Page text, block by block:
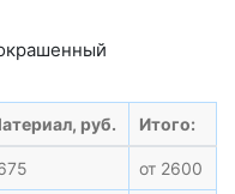
руб. Итого:
от 2600